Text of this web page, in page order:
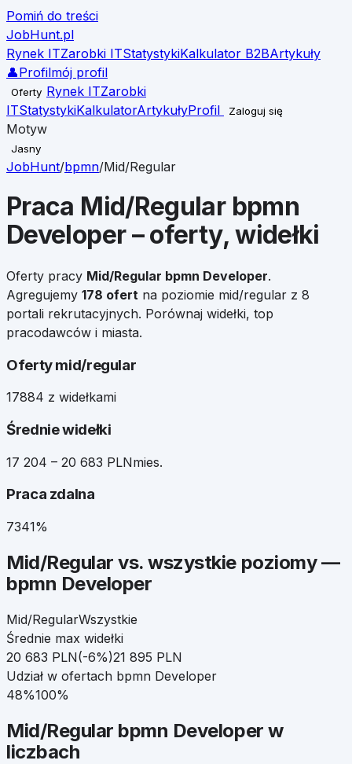
Pomiń do treści
JobHunt.pl
Rynek ITZarobki ITStatystykiKalkulator B2BArtykuły
👤Profilmój profil
Oferty Rynek ITZarobki
ITStatystykiKalkulatorArtykułyProfil Zaloguj się
Motyw
Jasny
JobHunt/bpmn/Mid/Regular
Praca Mid/Regular bpmn
Developer– oferty, widełki
Oferty pracy Mid/Regular bpmn Developer.
Agregujemy 178 ofert na poziomie mid/regular z 8
portali rekrutacyjnych. Porównaj widełki, top
pracodawców i miasta.
Oferty mid/regular
17884 z widełkami
Średnie widełki
17 204 – 20 683 PLNmies.
Praca zdalna
7341%
Mid/Regular vs. wszystkie poziomy —
bpmn Developer
Mid/RegularWszystkie
Średnie max widełki
20 683 PLN(-6%)21 895 PLN
Udział w ofertach bpmn Developer
48%100%
Mid/Regular bpmn Developer w
liczbach